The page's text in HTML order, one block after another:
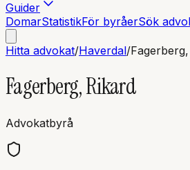
Guider
DomarStatistikFör byråerSök
Hitta advokat/Haverdal/
Fagerberg, Rikard
Advokatbyrå